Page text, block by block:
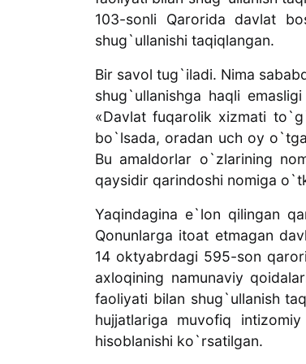
103-sonli Qarorida davlat
shug`ullanishi taqiqlangan.
Bir savol tug`iladi. Nima
shug`ullanishga haqli
«Davlat fuqarolik xizmati
bo`lsada, oradan uch oy
Bu amaldorlar o`zlarining
qaysidir qarindoshi nomiga
Yaqindagina e`lon qilingan
Qonunlarga itoat etmagan
14 oktyabrdagi 595-son
axloqining namunaviy
faoliyati bilan shug`ullanish
hujjatlariga muvofiq
hisoblanishi ko`rsatilgan.